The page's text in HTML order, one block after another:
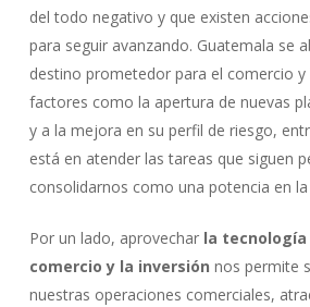
del todo negativo y que existen
para seguir avanzando. Guatemala se
destino prometedor para el comercio y
factores como la apertura de nuevas
y a la mejora en su perfil de riesgo,
está en atender las tareas que siguen
consolidarnos como una potencia en
Por un lado, aprovechar la
comercio y la inversión nos permite
nuestras operaciones comerciales,